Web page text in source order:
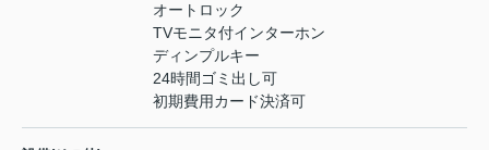
オートロック
TVモニタ付インターホン
ディンプルキー
24時間ゴミ出し可
初期費用カード決済可